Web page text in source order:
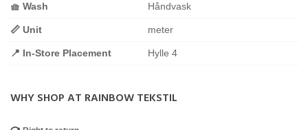
🧺 Wash Håndvask
📏 Unit meter
📍 In-Store Placement Hylle 4
WHY SHOP AT RAINBOW TEKSTIL